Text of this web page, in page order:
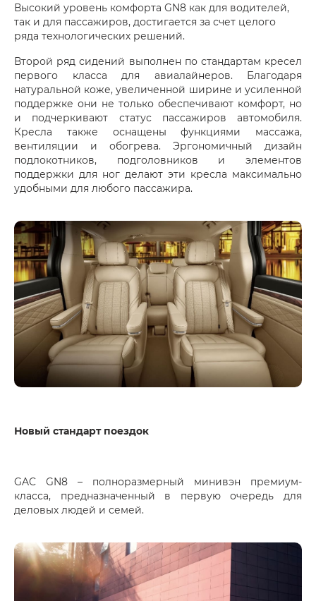
Высокий уровень комфорта GN8 как для водителей,
так и для пассажиров, достигается за счет целого
ряда технологических решений.
Второй ряд сидений выполнен по стандартам кресел
первого класса для авиалайнеров. Благодаря
натуральной коже, увеличенной ширине и усиленной
поддержке они не только обеспечивают комфорт, но
и подчеркивают статус пассажиров автомобиля.
Кресла также оснащены функциями массажа,
вентиляции и обогрева. Эргономичный дизайн
подлокотников, подголовников и элементов
поддержки для ног делают эти кресла максимально
удобными для любого пассажира.
Новый стандарт поездок
GAC GN8 – полноразмерный минивэн премиум-
класса, предназначенный в первую очередь для
деловых людей и семей.